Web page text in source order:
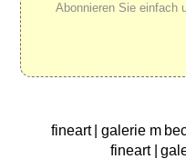
Abonnieren Sie einfach
fineart | galerie m
fineart |